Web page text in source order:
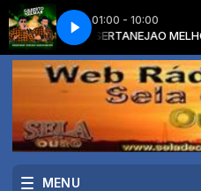
01:00 - 10:00
MUSICA SERTANEJAO MELHOR
E ULTIMO ADEUSGILBERTO E
MENU